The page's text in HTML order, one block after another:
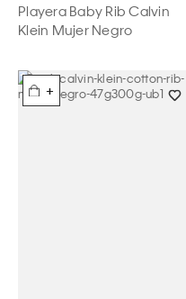
Playera Baby Rib Calvin
Klein Mujer Negro
+